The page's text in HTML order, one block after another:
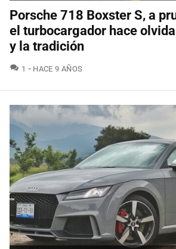
Porsche 718 Boxster S, a
el turbocargador hace
y la tradición
1 COMENTARIOS
HACE 9 AÑOS